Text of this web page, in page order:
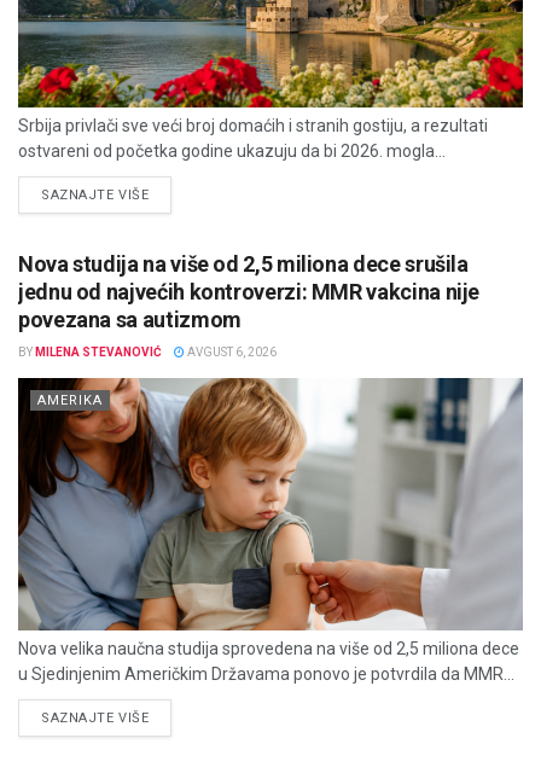
Srbija privlači sve veći broj domaćih i stranih gostiju, a rezultati
ostvareni od početka godine ukazuju da bi 2026. mogla...
SAZNAJTE VIŠEDETAILS
Nova studija na više od 2,5 miliona dece srušila
jednu od najvećih kontroverzi: MMR vakcina nije
povezana sa autizmom
BY MILENA STEVANOVIĆ AVGUST 6, 2026
AMERIKA
Nova velika naučna studija sprovedena na više od 2,5 miliona dece
u Sjedinjenim Američkim Državama ponovo je potvrdila da MMR...
SAZNAJTE VIŠEDETAILS